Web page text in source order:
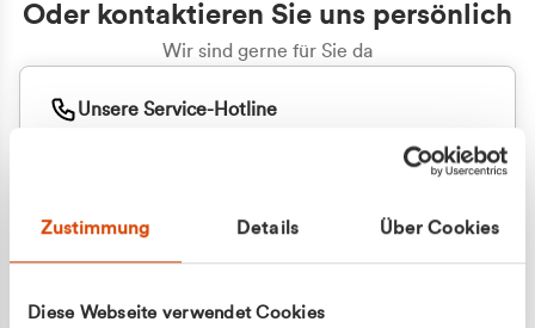
Zustimmung Details Über Cookies
Diese Webseite verwendet Cookies
Oder kontaktieren Sie uns persönlich
Wir sind gerne für Sie da
Unsere Service-Hotline
+49 177 8376058